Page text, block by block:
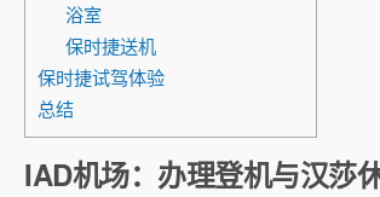
浴室
保时捷送机
保时捷试驾体验
总结
IAD机场：办理登机与汉莎